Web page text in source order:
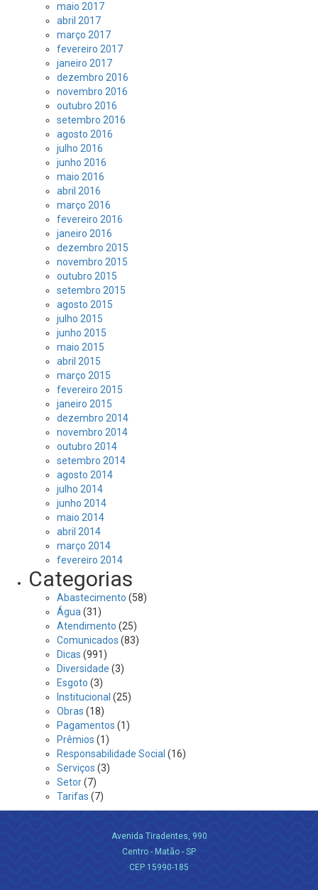
maio 2017
abril 2017
março 2017
fevereiro 2017
janeiro 2017
dezembro 2016
novembro 2016
outubro 2016
setembro 2016
agosto 2016
julho 2016
junho 2016
maio 2016
abril 2016
março 2016
fevereiro 2016
janeiro 2016
dezembro 2015
novembro 2015
outubro 2015
setembro 2015
agosto 2015
julho 2015
junho 2015
maio 2015
abril 2015
março 2015
fevereiro 2015
janeiro 2015
dezembro 2014
novembro 2014
outubro 2014
setembro 2014
agosto 2014
julho 2014
junho 2014
maio 2014
abril 2014
março 2014
fevereiro 2014
Categorias
Abastecimento (58)
Água (31)
Atendimento (25)
Comunicados (83)
Dicas (991)
Diversidade (3)
Esgoto (3)
Institucional (25)
Obras (18)
Pagamentos (1)
Prêmios (1)
Responsabilidade Social (16)
Serviços (3)
Setor(7)
Tarifas (7)
Avenida Tiradentes, 990
Centro - Matão - SP
CEP 15990-185